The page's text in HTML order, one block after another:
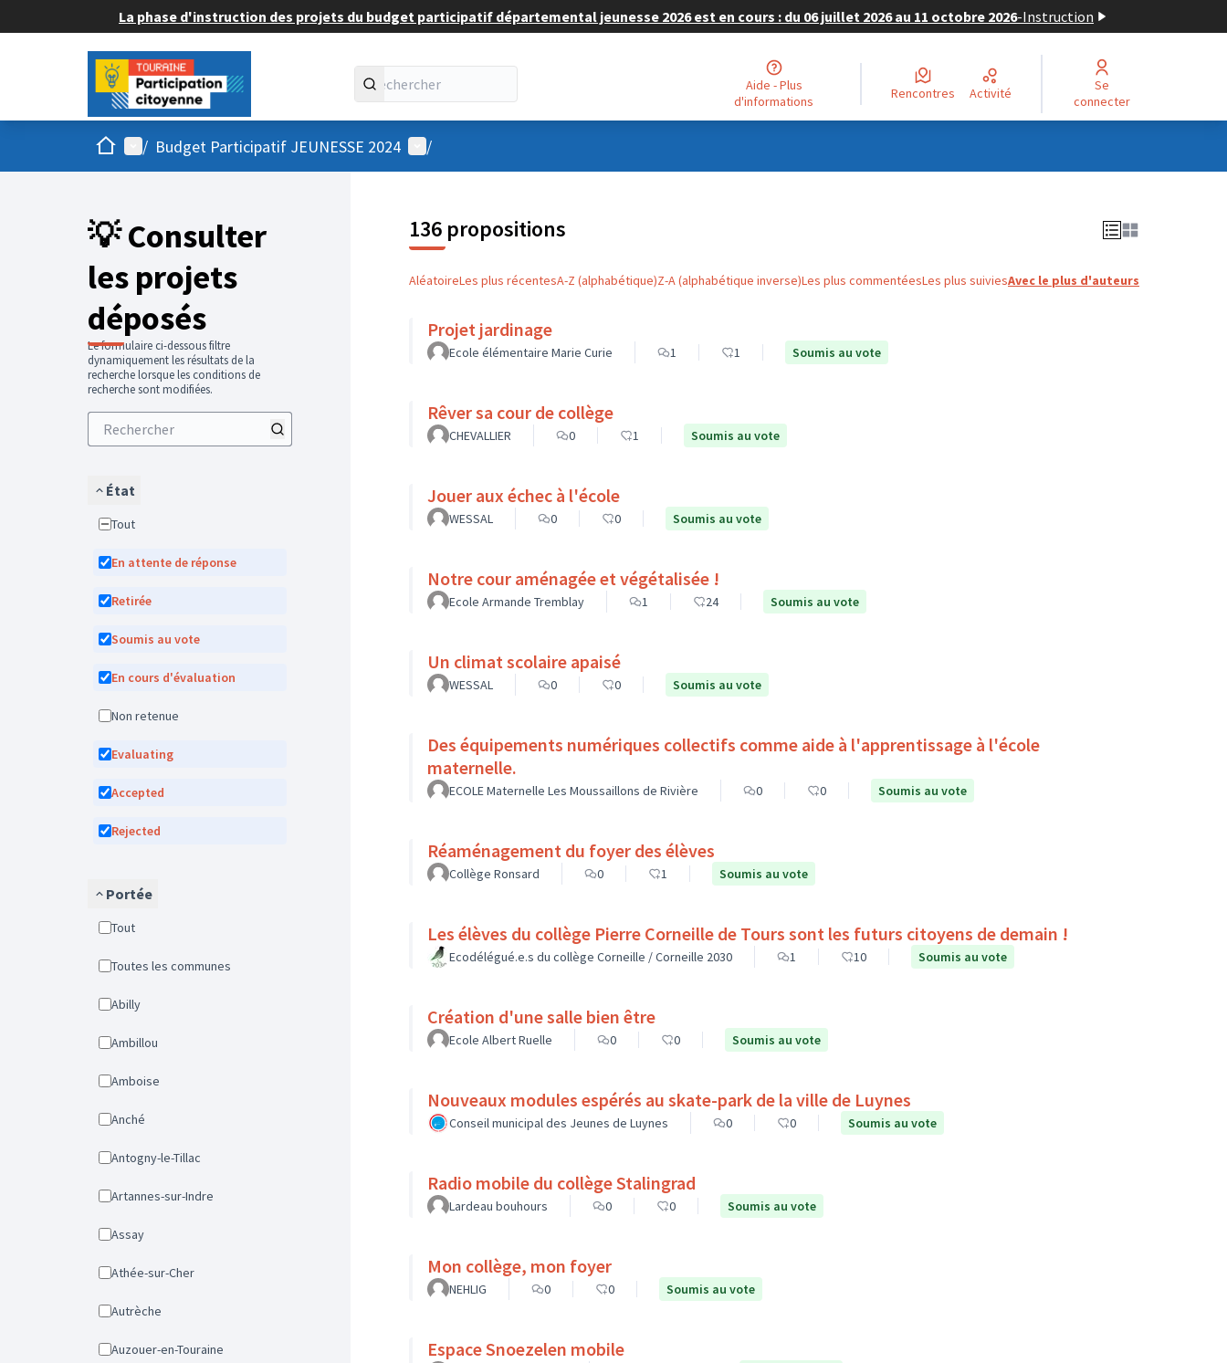
La phase d'instruction des projets du budget participatif départemental jeunesse 2026 est en cours : du 06 juillet 2026 au 11 octobre 2026-Instruction
Aide - Plus
d'informations
Rencontres Activité
Se
connecter
AccueilMenu principal
/ Budget Participatif JEUNESSE 2024 Menu utilisateur
/
💡 Consulter
les projets
déposés
Le formulaire ci-dessous filtre
dynamiquement les résultats de la
recherche lorsque les conditions de
recherche sont modifiées.
État
Tout
En attente de réponse
Retirée
Soumis au vote
En cours d'évaluation
Non retenue
Evaluating
Accepted
Rejected
Portée
Tout
Toutes les communes
Abilly
Ambillou
Amboise
Anché
Antogny-le-Tillac
Artannes-sur-Indre
Assay
Athée-sur-Cher
Autrèche
Auzouer-en-Touraine
136 propositions
AléatoireLes plus récentesA-Z (alphabétique)Z-A (alphabétique inverse)Les plus commentéesLes plus suiviesAvec le plus d'auteurs
Projet jardinage
Ecole élémentaire Marie Curie 1 1 Soumis au vote
Rêver sa cour de collège
CHEVALLIER 0 1 Soumis au vote
Jouer aux échec à l'école
WESSAL 0 0 Soumis au vote
Notre cour aménagée et végétalisée !
Ecole Armande Tremblay 1 24 Soumis au vote
Un climat scolaire apaisé
WESSAL 0 0 Soumis au vote
Des équipements numériques collectifs comme aide à l'apprentissage à l'école
maternelle.
ECOLE Maternelle Les Moussaillons de Rivière 0 0 Soumis au vote
Réaménagement du foyer des élèves
Collège Ronsard 0 1 Soumis au vote
Les élèves du collège Pierre Corneille de Tours sont les futurs citoyens de demain !
Ecodélégué.e.s du collège Corneille / Corneille 2030 1 10 Soumis au vote
Création d'une salle bien être
Ecole Albert Ruelle 0 0 Soumis au vote
Nouveaux modules espérés au skate-park de la ville de Luynes
Conseil municipal des Jeunes de Luynes 0 0 Soumis au vote
Radio mobile du collège Stalingrad
Lardeau bouhours 0 0 Soumis au vote
Mon collège, mon foyer
NEHLIG 0 0 Soumis au vote
Espace Snoezelen mobile